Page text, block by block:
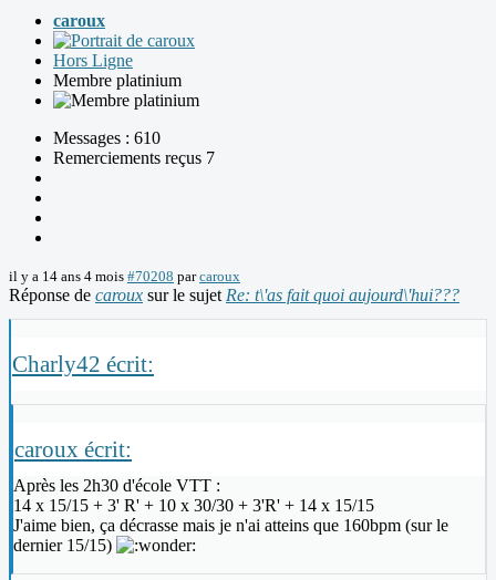
caroux
Hors Ligne
Membre platinium
Messages : 610
Remerciements reçus 7
il y a 14 ans 4 mois #70208 parcaroux
Réponse de caroux sur le sujet Re: t\'as fait quoi aujourd\'hui???
Charly42 écrit:
caroux écrit:
Après les 2h30 d'école VTT :
14 x 15/15 + 3' R' + 10 x 30/30 + 3'R' + 14 x 15/15
J'aime bien, ça décrasse mais je n'ai atteins que 160bpm (sur le
dernier 15/15)